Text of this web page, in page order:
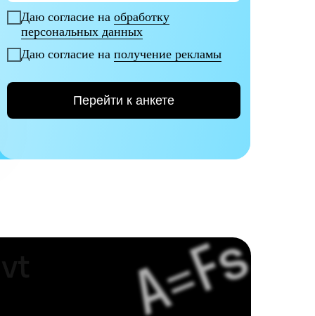
Даю согласие на обработку
персональных данных
Даю согласие на получение рекламы
Перейти к анкете